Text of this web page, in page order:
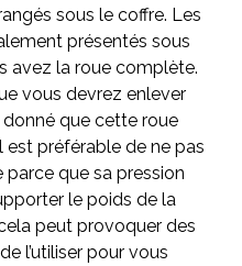
sous le coffre. Les
présentés sous
avez la roue complète.
vous devrez enlever
que cette roue
est préférable de ne pas
que sa pression
le poids de la
peut provoquer des
l’utiliser pour vous